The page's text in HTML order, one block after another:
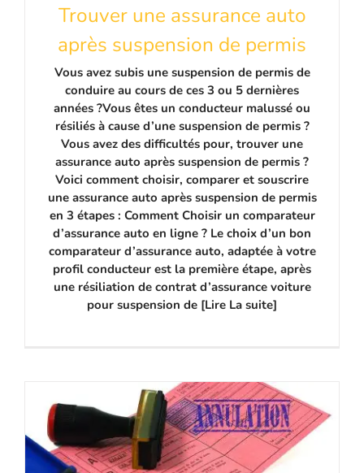
Trouver une assurance auto
après suspension de permis
Vous avez subis une suspension de permis de
conduire au cours de ces 3 ou 5 dernières
années ?Vous êtes un conducteur malussé ou
résiliés à cause d’une suspension de permis ?
Vous avez des difficultés pour, trouver une
assurance auto après suspension de permis ?
Voici comment choisir, comparer et souscrire
une assurance auto après suspension de permis
en 3 étapes : Comment Choisir un comparateur
d’assurance auto en ligne ? Le choix d’un bon
comparateur d’assurance auto, adaptée à votre
profil conducteur est la première étape, après
une résiliation de contrat d’assurance voiture
pour suspension de [Lire La suite]